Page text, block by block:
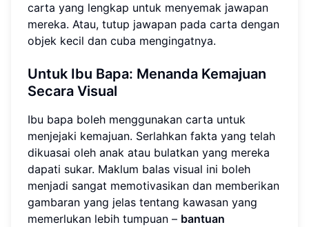
carta yang lengkap untuk menyemak jawapan
mereka. Atau, tutup jawapan pada carta dengan
objek kecil dan cuba mengingatnya.
Untuk Ibu Bapa: Menanda Kemajuan
Secara Visual
Ibu bapa boleh menggunakan carta untuk
menjejaki kemajuan. Serlahkan fakta yang telah
dikuasai oleh anak atau bulatkan yang mereka
dapati sukar. Maklum balas visual ini boleh
menjadi sangat memotivasikan dan memberikan
gambaran yang jelas tentang kawasan yang
memerlukan lebih tumpuan – bantuan